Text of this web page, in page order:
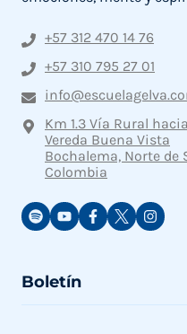
+57 312 470 14 76
+57 310 795 27 01
Km 1.3 Vía Rural
Vereda Buena Vista
Bochalema, Norte de
Colombia
Boletín